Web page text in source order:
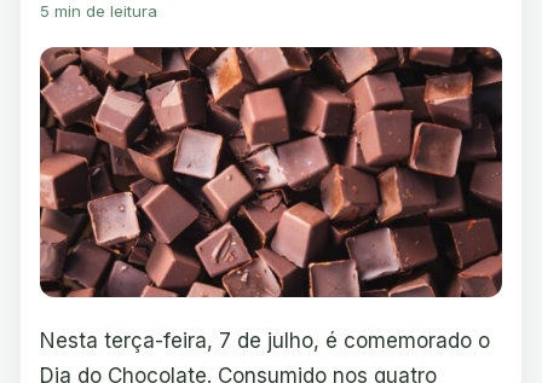
5 min de leitura
Nesta terça-feira, 7 de julho, é comemorado o
Dia do Chocolate. Consumido nos quatro